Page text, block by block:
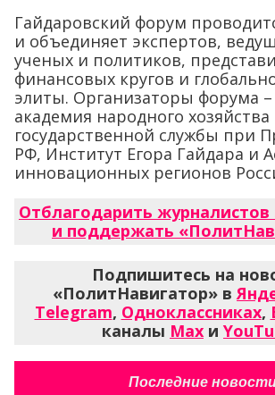
Гайдаровский форум
и объединяет экспертов,
ученых и политиков,
финансовых кругов и
элиты. Организаторы форума –
академия народного хозяйства
государственной службы при
РФ, Институт Егора Гайдара и
инновационных регионов
Отблагодарить журналистов
и поддержать
Подпишитесь на
«ПолитНавигатор» в
Telegram, Одноклассниках,
каналы Max и
Последние